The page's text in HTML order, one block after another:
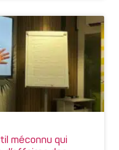
méconnu qui